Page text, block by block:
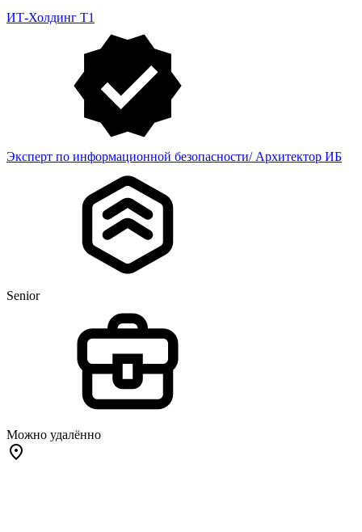
ИТ-Холдинг Т1
Эксперт по информационной безопасности/ Архитектор ИБ
Senior
Можно удалённо